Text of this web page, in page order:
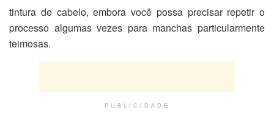
tintura de cabelo, embora você possa precisar repetir o
processo algumas vezes para manchas particularmente
teimosas.
PUBLICIDADE